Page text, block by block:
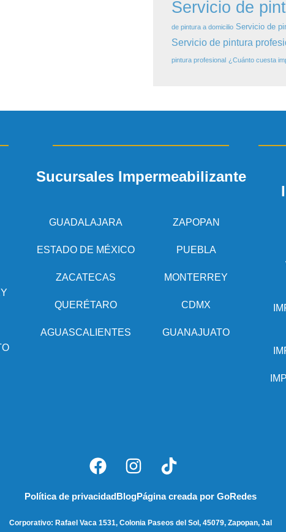
Servicio de
de pintura a domicilio Servicio de
Servicio de pintura
pintura profesional ¿Cuánto cuesta
Sucursales Impermeabilizante
GUADALAJARA ZAPOPAN
ESTADO DE MÉXICO PUEBLA
ZACATECAS MONTERREY
QUERÉTARO CDMX
AGUASCALIENTES GUANAJUATO
Política de privacidadBlogPágina creada por GoRedes
Corporativo: Rafael Vaca 1531, Colonia Paseos del Sol, 45079, Zapopan, Jal